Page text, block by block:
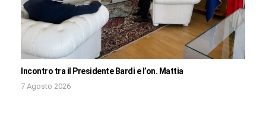
Incontro tra il Presidente Bardi e l’on. Mattia
7 Agosto 2026